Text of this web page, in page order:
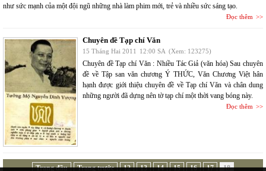
như sức mạnh của một đội ngũ những nhà làm phim mới, trẻ và nhiều sức sáng tạo.
Đọc thêm
Chuyên đề Tạp chí Văn
15 Tháng Hai 2011 12:00 SA (Xem: 123275)
Chuyên đề Tạp chí Văn : Nhiều Tác Giả (văn hóa) Sau chuyên
đề về Tập san văn chương Ý THỨC, Văn Chương Việt hân
hạnh được giới thiệu chuyên đề về Tạp chí Văn và chân dung
những người đã dựng nên tờ tạp chí một thời vang bóng này.
Đọc thêm
Trang đầu Trang trước 12 13 14 15 16 17 18